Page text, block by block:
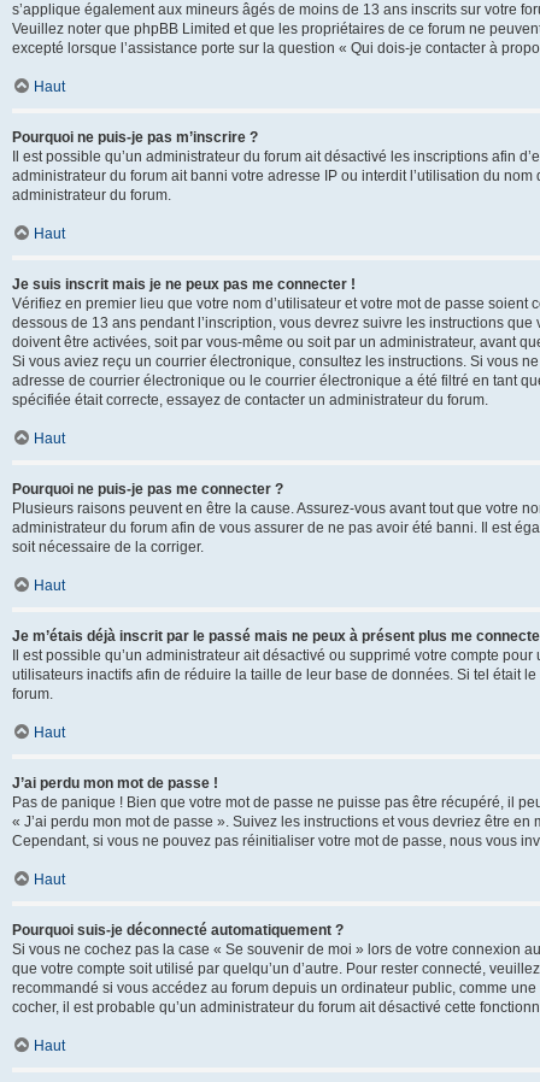
s’applique également aux mineurs âgés de moins de 13 ans inscrits sur votre
Veuillez noter que phpBB Limited et que les propriétaires de ce forum ne
excepté lorsque l’assistance porte sur la question « Qui dois-je contacter à
Haut
Pourquoi ne puis-je pas m’inscrire ?
Il est possible qu’un administrateur du forum ait désactivé les inscriptions afin
administrateur du forum ait banni votre adresse IP ou interdit l’utilisation du
administrateur du forum.
Haut
Je suis inscrit mais je ne peux pas me connecter !
Vérifiez en premier lieu que votre nom d’utilisateur et votre mot de passe
dessous de 13 ans pendant l’inscription, vous devrez suivre les instructions
doivent être activées, soit par vous-même ou soit par un administrateur, avant
Si vous aviez reçu un courrier électronique, consultez les instructions. Si vous
adresse de courrier électronique ou le courrier électronique a été filtré en tant
spécifiée était correcte, essayez de contacter un administrateur du forum.
Haut
Pourquoi ne puis-je pas me connecter ?
Plusieurs raisons peuvent en être la cause. Assurez-vous avant tout que votre
administrateur du forum afin de vous assurer de ne pas avoir été banni. Il est
soit nécessaire de la corriger.
Haut
Je m’étais déjà inscrit par le passé mais ne peux à présent plus me
Il est possible qu’un administrateur ait désactivé ou supprimé votre compte
utilisateurs inactifs afin de réduire la taille de leur base de données. Si tel était
forum.
Haut
J’ai perdu mon mot de passe !
Pas de panique ! Bien que votre mot de passe ne puisse pas être récupéré, il
« J’ai perdu mon mot de passe ». Suivez les instructions et vous devriez être
Cependant, si vous ne pouvez pas réinitialiser votre mot de passe, nous vous
Haut
Pourquoi suis-je déconnecté automatiquement ?
Si vous ne cochez pas la case « Se souvenir de moi » lors de votre connexion
que votre compte soit utilisé par quelqu’un d’autre. Pour rester connecté,
recommandé si vous accédez au forum depuis un ordinateur public, comme
cocher, il est probable qu’un administrateur du forum ait désactivé cette
Haut